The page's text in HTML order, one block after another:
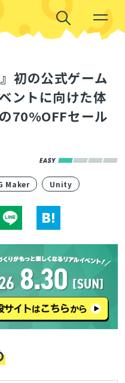
初の公式ゲーム
ントに向けた体
70%OFFセール
Maker Unity